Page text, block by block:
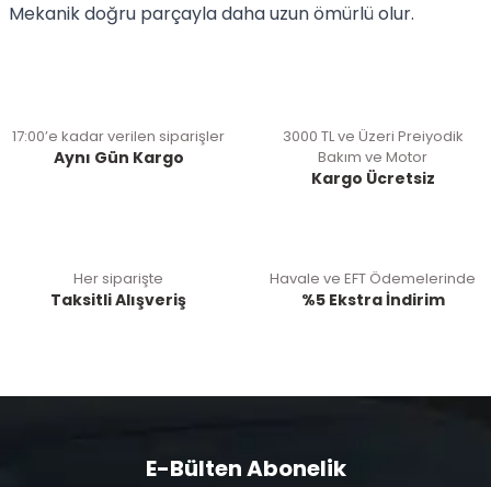
Mekanik doğru parçayla daha uzun ömürlü olur.
17:00’e kadar verilen siparişler
Aynı Gün Kargo
3000 TL ve Üzeri Preiyodik
Bakım ve Motor
Kargo Ücretsiz
Her siparişte
Taksitli Alışveriş
Havale ve EFT Ödemelerinde
%5 Ekstra İndirim
E-Bülten Abonelik